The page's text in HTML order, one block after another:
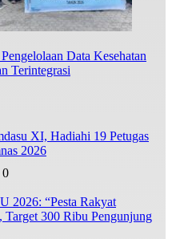
Data Kesehatan
Terintegrasi
XI, Hadiahi 19 Petugas
2026
0
2026: “Pesta Rakyat
300 Ribu Pengunjung